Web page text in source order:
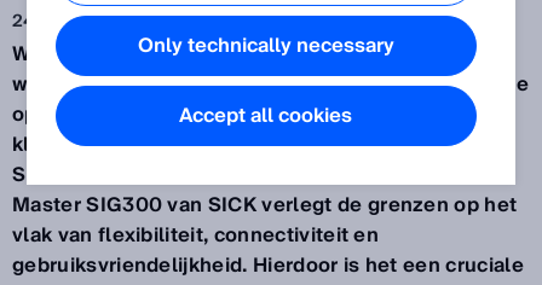
24 apr 2025
Waldkirch - De Industrie 4.0 fabriek: IO-Link als
wereldwijde standaard voor slimme sensorintegratie
opent een breed scala aan mogelijkheden voor
klanten in de automatisering. En dit is precies waar
SICK om de hoek komt kijken. De nieuwe IO-Link-
Master SIG300 van SICK verlegt de grenzen op het
vlak van flexibiliteit, connectiviteit en
gebruiksvriendelijkheid. Hierdoor is het een cruciale
Only technically necessary
Accept all cookies